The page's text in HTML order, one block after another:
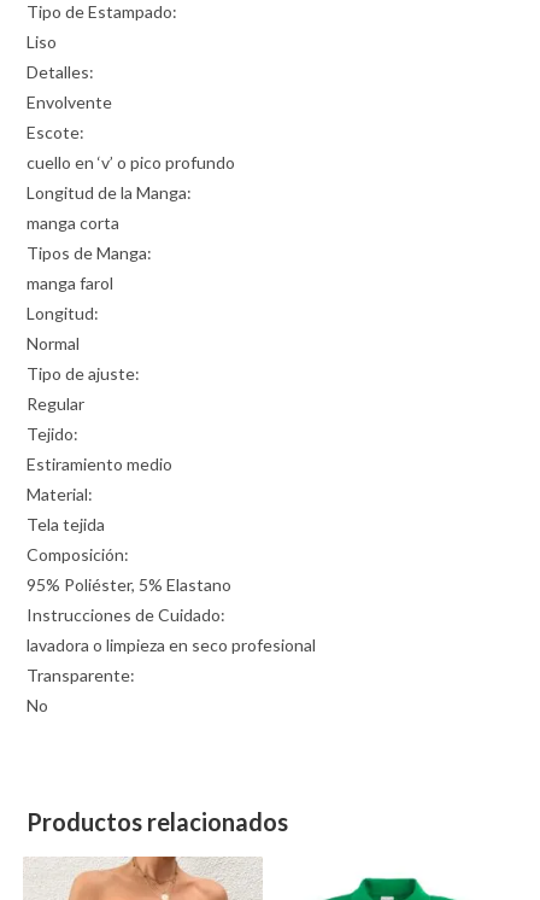
Tipo de Estampado:
Liso
Detalles:
Envolvente
Escote:
cuello en ‘v’ o pico profundo
Longitud de la Manga:
manga corta
Tipos de Manga:
manga farol
Longitud:
Normal
Tipo de ajuste:
Regular
Tejido:
Estiramiento medio
Material:
Tela tejida
Composición:
95% Poliéster, 5% Elastano
Instrucciones de Cuidado:
lavadora o limpieza en seco profesional
Transparente:
No
Productos relacionados